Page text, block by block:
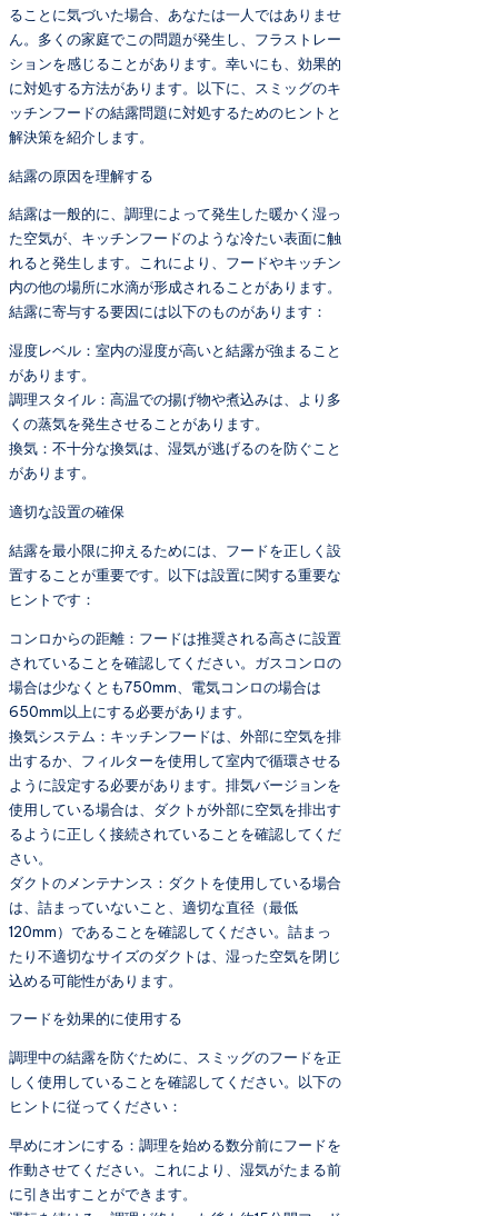
ることに気づいた場合、あなたは一人ではありませ
ん。多くの家庭でこの問題が発生し、フラストレー
ションを感じることがあります。幸いにも、効果的
に対処する方法があります。以下に、スミッグのキ
ッチンフードの結露問題に対処するためのヒントと
解決策を紹介します。
結露の原因を理解する
結露は一般的に、調理によって発生した暖かく湿っ
た空気が、キッチンフードのような冷たい表面に触
れると発生します。これにより、フードやキッチン
内の他の場所に水滴が形成されることがあります。
結露に寄与する要因には以下のものがあります：
湿度レベル：室内の湿度が高いと結露が強まること
があります。
調理スタイル：高温での揚げ物や煮込みは、より多
くの蒸気を発生させることがあります。
換気：不十分な換気は、湿気が逃げるのを防ぐこと
があります。
適切な設置の確保
結露を最小限に抑えるためには、フードを正しく設
置することが重要です。以下は設置に関する重要な
ヒントです：
コンロからの距離：フードは推奨される高さに設置
されていることを確認してください。ガスコンロの
場合は少なくとも750mm、電気コンロの場合は
650mm以上にする必要があります。
換気システム：キッチンフードは、外部に空気を排
出するか、フィルターを使用して室内で循環させる
ように設定する必要があります。排気バージョンを
使用している場合は、ダクトが外部に空気を排出す
るように正しく接続されていることを確認してくだ
さい。
ダクトのメンテナンス：ダクトを使用している場合
は、詰まっていないこと、適切な直径（最低
120mm）であることを確認してください。詰まっ
たり不適切なサイズのダクトは、湿った空気を閉じ
込める可能性があります。
フードを効果的に使用する
調理中の結露を防ぐために、スミッグのフードを正
しく使用していることを確認してください。以下の
ヒントに従ってください：
早めにオンにする：調理を始める数分前にフードを
作動させてください。これにより、湿気がたまる前
に引き出すことができます。